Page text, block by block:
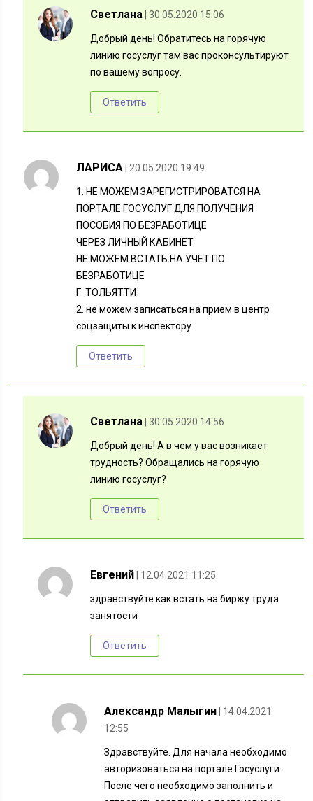
Светлана | 30.05.2020 15:06
Добрый день! Обратитесь на горячую
линию госуслуг там вас проконсультируют
по вашему вопросу.
Ответить
ЛАРИСА | 20.05.2020 19:49
1. НЕ МОЖЕМ ЗАРЕГИСТРИРОВАТСЯ НА
ПОРТАЛЕ ГОСУСЛУГ ДЛЯ ПОЛУЧЕНИЯ
ПОСОБИЯ ПО БЕЗРАБОТИЦЕ
ЧЕРЕЗ ЛИЧНЫЙ КАБИНЕТ
НЕ МОЖЕМ ВСТАТЬ НА УЧЕТ ПО
БЕЗРАБОТИЦЕ
Г. ТОЛЬЯТТИ
2. не можем записаться на прием в центр
соцзащиты к инспектору
Ответить
Светлана | 30.05.2020 14:56
Добрый день! А в чем у вас возникает
трудность? Обращались на горячую
линию госуслуг?
Ответить
Евгений | 12.04.2021 11:25
здравствуйте как встать на биржу труда
занятости
Ответить
Александр Малыгин
| 14.04.2021
12:55
Здравствуйте. Для начала необходимо
авторизоваться на портале Госуслуги.
После чего необходимо заполнить и